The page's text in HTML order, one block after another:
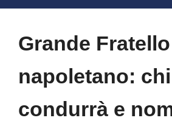
Grande Fratello
napoletano:
condurrà e